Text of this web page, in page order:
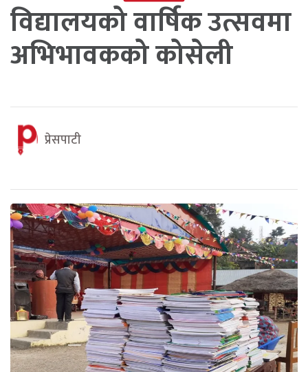
विद्यालयको वार्षिक उत्सवमा
अभिभावकको कोसेली
प्रेसपाटी